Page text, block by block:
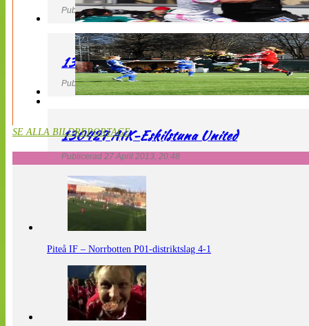
Publicerad 27 April 2013, 21:10
130427 LdB FC Malmö – Mallbackens IF
Publicerad 27 April 2013, 20:54
130427 AIK-Eskilstuna United
Publicerad 27 April 2013, 20:48
SE ALLA BILDREPORTAGE
Piteå IF – Norrbotten P01-distriktslag 4-1